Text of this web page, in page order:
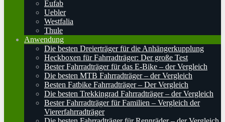
Eufab
Uebler
Westfalia
Thule
Anwendung
Die besten Dreierträger für die Anhängerkupplung
Heckboxen für Fahrradträger: Der große Test
Bester Fahrradträger für das E-Bike – der Vergleich
Die besten MTB Fahrradträger – der Vergleich
Besten Fatbike Fahrradträger – Der Vergleich
Die besten Trekkingrad Fahrradträger – der Vergleich
Bester Fahrradträger für Familien – Vergleich der
Viererfahrradträger